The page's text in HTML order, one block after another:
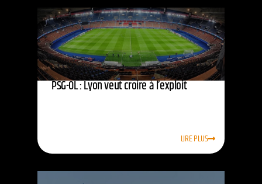
PSG-OL : Lyon veut croire à l’exploit
LIRE PLUS